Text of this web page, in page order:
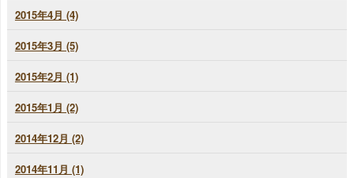
2015年4月 (4)
2015年3月 (5)
2015年2月 (1)
2015年1月 (2)
2014年12月 (2)
2014年11月 (1)